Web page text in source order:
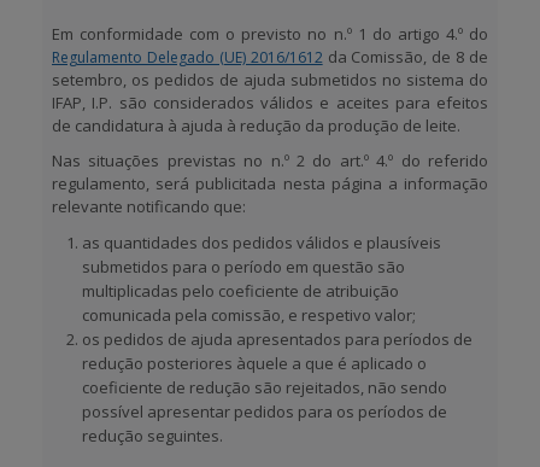
Em conformidade com o previsto no n.º 1 do artigo 4.º do
Regulamento Delegado (UE) 2016/1612da Comissão, de 8 de
setembro, os pedidos de ajuda submetidos no sistema do
IFAP, I.P. são considerados válidos e aceites para efeitos
de candidatura à ajuda à redução da produção de leite.
Nas situações previstas no n.º 2 do art.º 4.º do referido
regulamento, será publicitada nesta página a informação
relevante notificando que:
as quantidades dos pedidos válidos e plausíveis
submetidos para o período em questão são
multiplicadas pelo coeficiente de atribuição
comunicada pela comissão, e respetivo valor;
os pedidos de ajuda apresentados para períodos de
redução posteriores àquele a que é aplicado o
coeficiente de redução são rejeitados, não sendo
possível apresentar pedidos para os períodos de
redução seguintes.